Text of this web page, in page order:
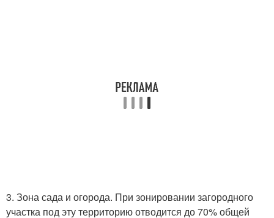
3. Зона сада и огорода. При зонировании загородного
участка под эту территорию отводится до 70% общей